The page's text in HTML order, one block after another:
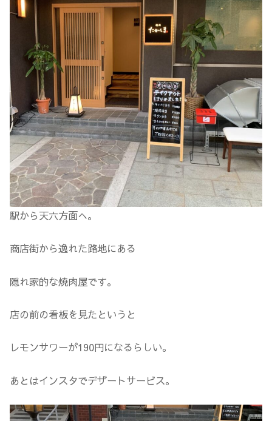
駅から天六方面へ。
商店街から逸れた路地にある
隠れ家的な焼肉屋です。
店の前の看板を見たというと
レモンサワーが190円になるらしい。
あとはインスタでデザートサービス。